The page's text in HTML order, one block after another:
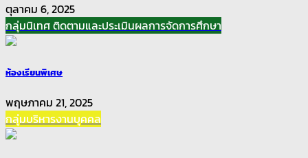
ตุลาคม 6, 2025
กลุ่มนิเทศ ติดตามและประเมินผลการจัดการศึกษา
ห้องเรียนพิเศษ
พฤษภาคม 21, 2025
กลุ่มบริหารงานบุคคล